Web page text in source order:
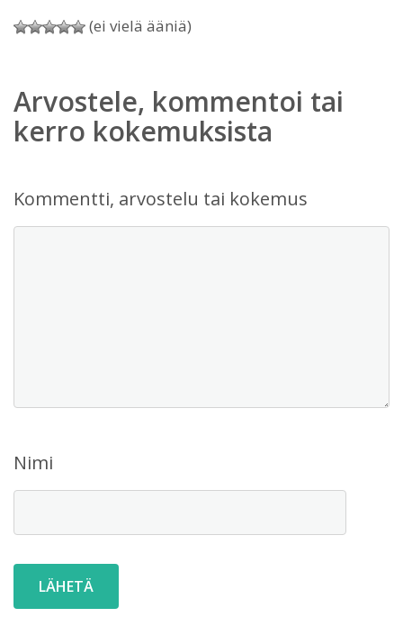
(ei vielä ääniä)
Arvostele, kommentoi tai
kerro kokemuksista
Kommentti, arvostelu tai kokemus
Nimi